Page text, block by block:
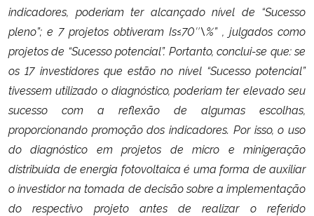
indicadores, poderiam ter alcançado nível de “Sucesso
pleno”; e 7 projetos obtiveram Is≤70″\%” , julgados como
projetos de “Sucesso potencial”. Portanto, conclui-se que: se
os 17 investidores que estão no nível “Sucesso potencial”
tivessem utilizado o diagnóstico, poderiam ter elevado seu
sucesso com a reflexão de algumas escolhas,
proporcionando promoção dos indicadores. Por isso, o uso
do diagnóstico em projetos de micro e minigeração
distribuída de energia fotovoltaica é uma forma de auxiliar
o investidor na tomada de decisão sobre a implementação
do respectivo projeto antes de realizar o referido